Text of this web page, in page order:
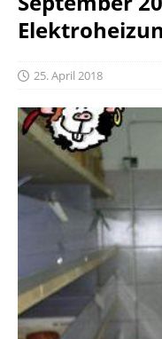
25. April 2018